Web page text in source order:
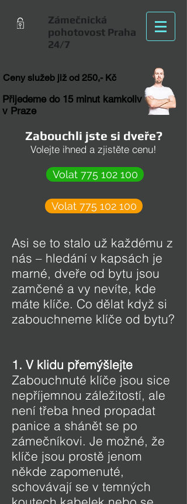
Zámečnická
pohotovost Praha
24/7
Ceny služeb již od 250,- Kč
Přijedeme do 15 minut kamkoliv
v Praze
Zabouchli jste si dveře?
Volejte ihned a zjistěte cenu!
Volat 775 102 100
Volat 775 102 100
Asi se to stalo už každému z
nás – hledání v kapsách je
marné, dveře od bytu jsou
zamčené a vy nevíte, kde
máte klíče. Co dělat když si
zabouchneme klíče od bytu?
1. V klidu přemýšlejte
Zabouchnuté klíče jsou sice
nepříjemnou záležitostí, ale
není třeba hned propadat
panice a shánět se po
zámečníkovi. Je možné, že
klíče jsou prostě jenom
někde zapomenuté,
schovávají se v temných